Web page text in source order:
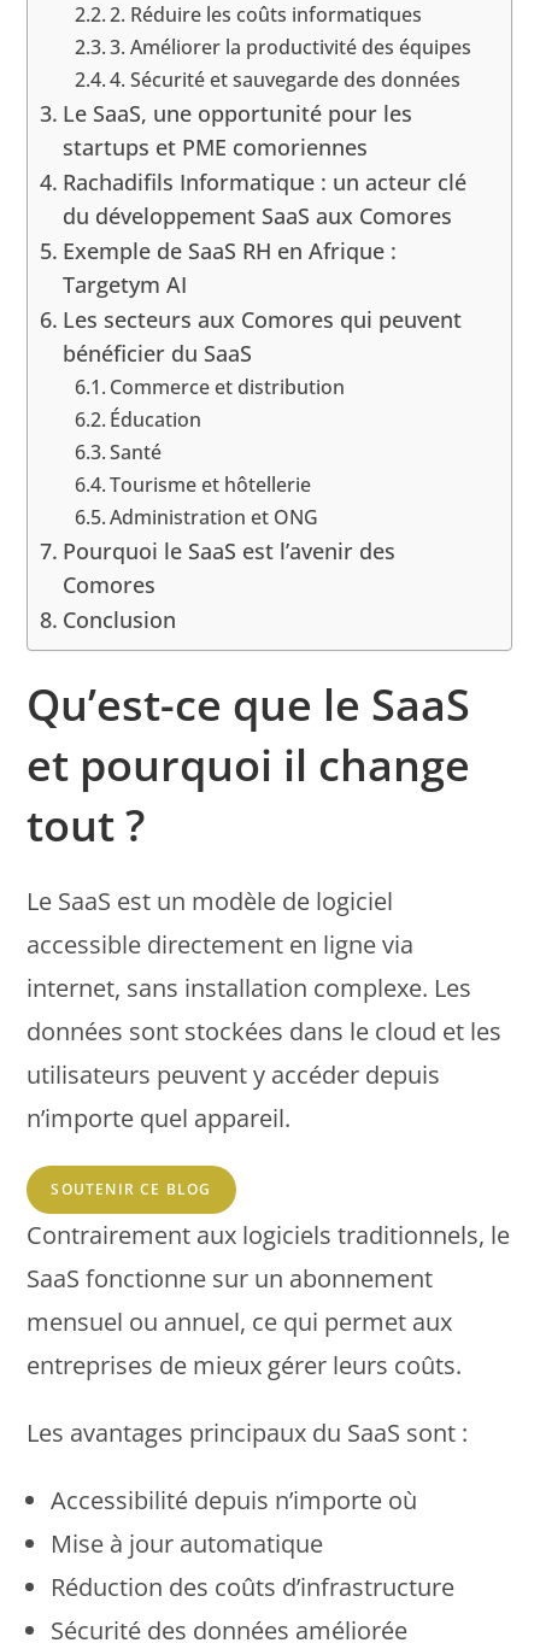
2. Réduire les coûts informatiques
3. Améliorer la productivité des équipes
4. Sécurité et sauvegarde des données
Le SaaS, une opportunité pour les
startups et PME comoriennes
Rachadifils Informatique : un acteur clé
du développement SaaS aux Comores
Exemple de SaaS RH en Afrique :
Targetym AI
Les secteurs aux Comores qui peuvent
bénéficier du SaaS
Commerce et distribution
Éducation
Santé
Tourisme et hôtellerie
Administration et ONG
Pourquoi le SaaS est l’avenir des
Comores
Conclusion
Qu’est-ce que le SaaS
et pourquoi il change
tout ?
Le SaaS est un modèle de logiciel
accessible directement en ligne via
internet, sans installation complexe. Les
données sont stockées dans le cloud et les
utilisateurs peuvent y accéder depuis
n’importe quel appareil.
SOUTENIR CE BLOG
Contrairement aux logiciels traditionnels, le
SaaS fonctionne sur un abonnement
mensuel ou annuel, ce qui permet aux
entreprises de mieux gérer leurs coûts.
Les avantages principaux du SaaS sont :
Accessibilité depuis n’importe où
Mise à jour automatique
Réduction des coûts d’infrastructure
Sécurité des données améliorée